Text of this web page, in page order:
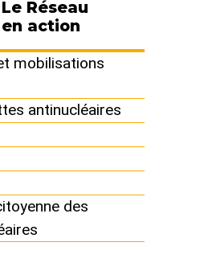
Le Réseau
en action
mobilisations
antinucléaires
des